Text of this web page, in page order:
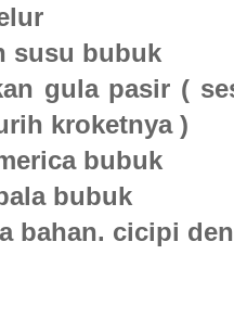
susu bubuk
gula pasir (
kroketnya )
bubuk
bubuk
bahan. cicipi